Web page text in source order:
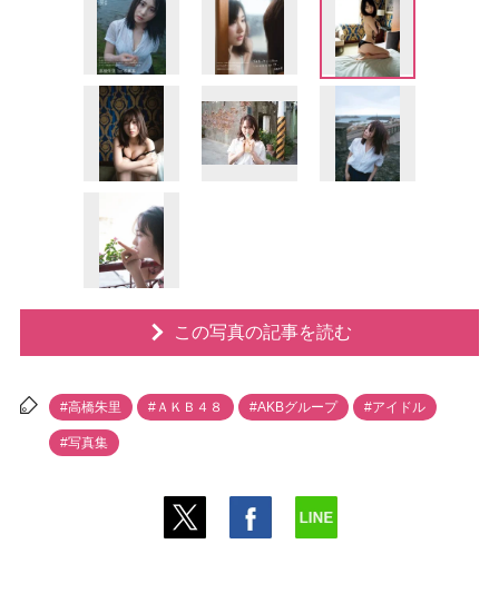
この写真の記事を読む
#高橋朱里 #ＡＫＢ４８ #AKBグループ #アイドル
#写真集